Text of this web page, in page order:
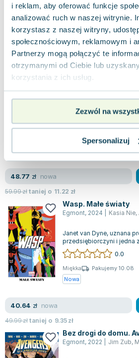
i reklam, aby oferować funkcje
analizować ruch w naszej witrynie.
korzystasz z naszej witryny,
społecznościowym, reklamowym i
Partnerzy mogą połączyć te
otrzymanymi od Ciebie lub
korzystania z ich usług.
Zezwól na
Spersonalizuj
Miękka
Pakujemy 10.08
Nowa
73.14 nowa
89.99zł taniej o 16.85 zł
Nie cofniemy się o
Galaktyki. Tom 2
Egmont,2023| Marcio
Galaktyki, wydanej w
0.0
Pakujemy 10.08
48.77 zł nowa
59.99złtaniej o 11.22 zł
Wasp. Małe światy
Egmont, 2024 Kasia Nie,
Janet van Dyne, uznana
przedsiębiorczyni i jedna
prowadzi życie pełne
0.0
Miękka
Pakujemy 10.08
Nowa
40.64 zł nowa
49.99złtaniej o 9.35zł
Bez drogi do domu.
Egmont, 2022 Jim Zub,